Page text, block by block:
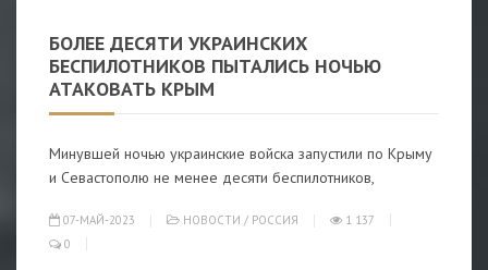
БОЛЕЕ ДЕСЯТИ УКРАИНСКИХ
БЕСПИЛОТНИКОВ ПЫТАЛИСЬ НОЧЬЮ
АТАКОВАТЬ КРЫМ
Минувшей ночью украинские войска запустили по Крыму
и Севастополю не менее десяти беспилотников,
07-МАЙ-2023 НОВОСТИ / РОССИЯ
1 137
0